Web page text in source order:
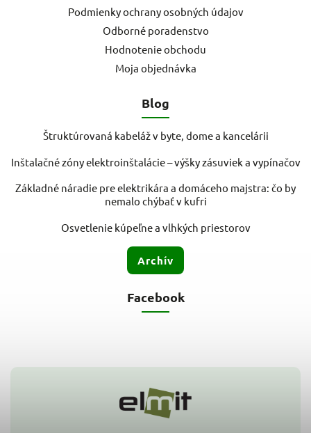
Podmienky ochrany osobných údajov
Odborné poradenstvo
Hodnotenie obchodu
Moja objednávka
Blog
Štruktúrovaná kabeláž v byte, dome a kancelárii
Inštalačné zóny elektroinštalácie – výšky zásuviek a vypínačov
Základné náradie pre elektrikára a domáceho majstra: čo by
nemalo chýbať v kufri
Osvetlenie kúpeľne a vlhkých priestorov
Archív
Facebook